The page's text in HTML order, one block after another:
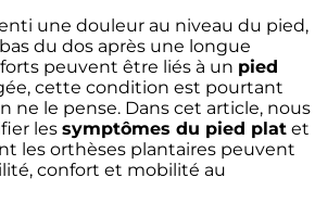
une douleur au niveau du pied,
du dos après une longue
peuvent être liés à un pied
cette condition est pourtant
ne le pense. Dans cet article, nous
les symptômes du pied plat et
les orthèses plantaires peuvent
confort et mobilité au